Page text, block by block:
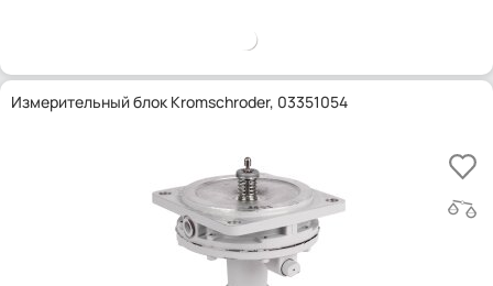
Измерительный блок Kromschroder, 03351054